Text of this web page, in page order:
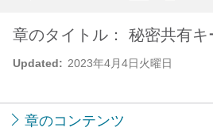
Updated: 2023年4月4日火曜日
章のタイトル： 秘密共有キ
章のコンテンツ